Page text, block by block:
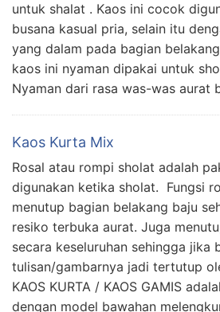
untuk shalat . Kaos ini cocok
busana kasual pria, selain itu
yang dalam pada bagian
kaos ini nyaman dipakai untuk
Nyaman dari rasa was-was aurat
Kaos Kurta Mix
Rosal atau rompi sholat adalah
digunakan ketika sholat. Fungsi
menutup bagian belakang baju
resiko terbuka aurat. Juga
secara keseluruhan sehingga jika
tulisan/gambarnya jadi tertutup
KAOS KURTA / KAOS GAMIS
dengan model bawahan